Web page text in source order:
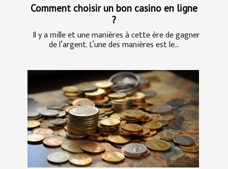
Comment choisir un bon casino en ligne
?
Il y a mille et une manières à cette ère de gagner
de l’argent. L’une des manières est le...